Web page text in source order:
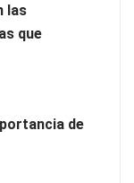
Skill Suites’: un
y
las
que
de